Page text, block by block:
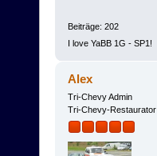
Beiträge: 202
I love YaBB 1G - SP1!
Alex
Tri-Chevy Admin
Tri-Chevy-Restaurator